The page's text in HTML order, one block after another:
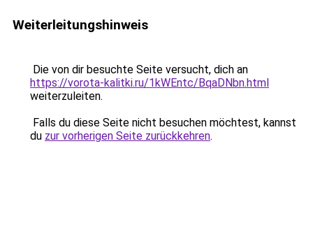
Weiterleitungshinweis
Die von dir besuchte Seite versucht, dich an
https://vorota-kalitki.ru/1kWEntc/BqaDNbn.html
weiterzuleiten.
Falls du diese Seite nicht besuchen möchtest, kannst
du zur vorherigen Seite zurückkehren.